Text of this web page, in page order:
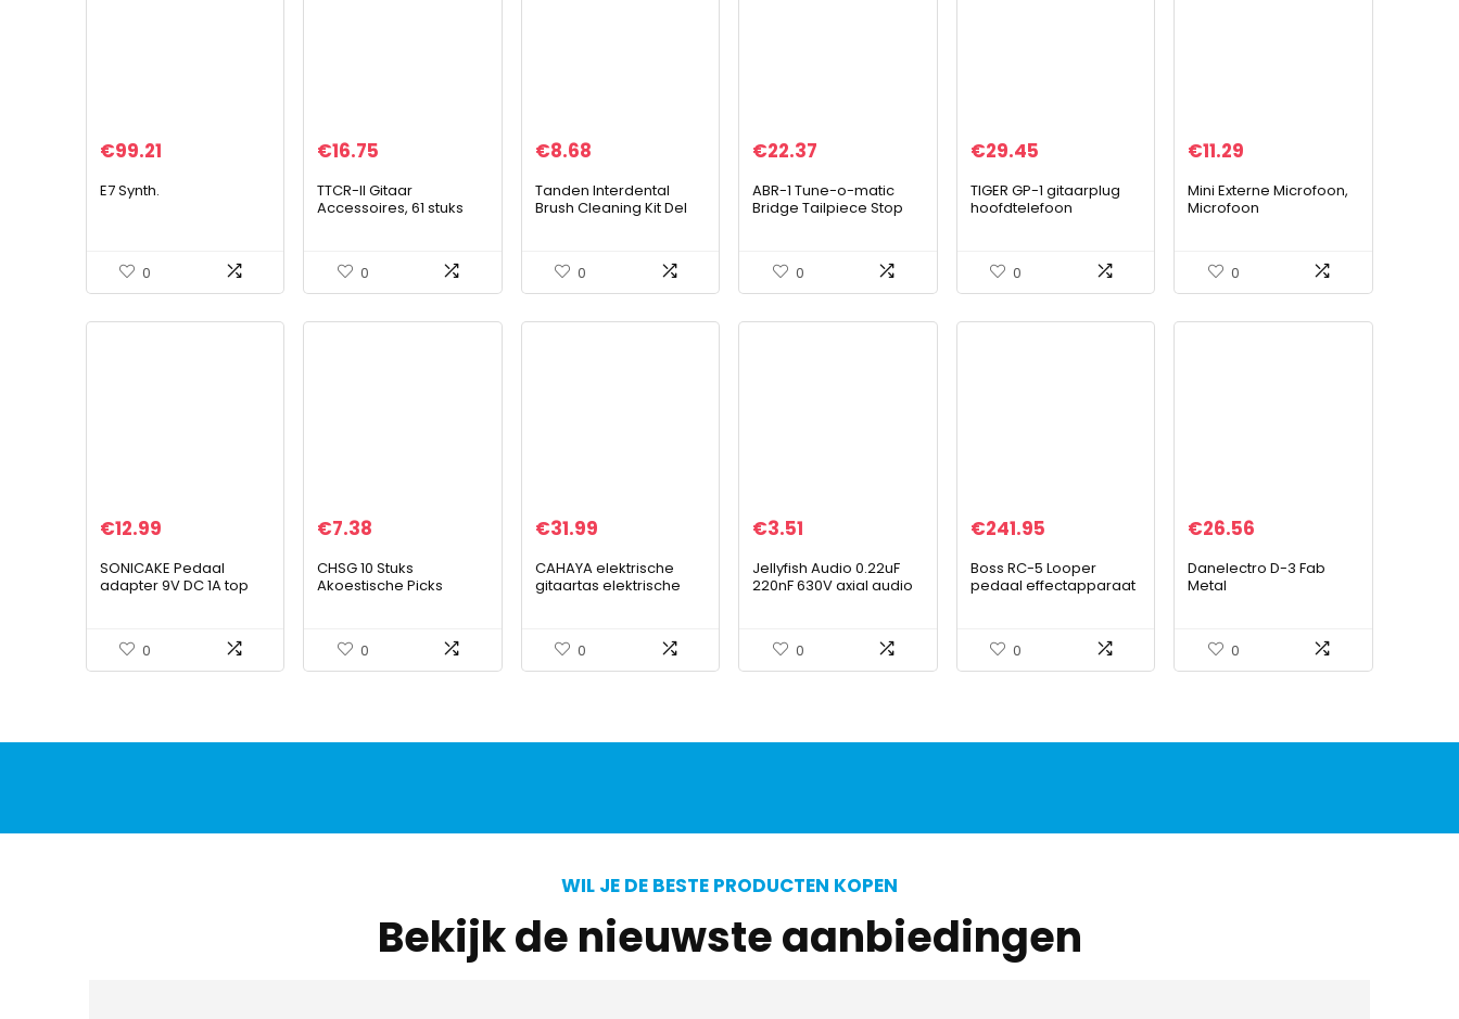
€99.21
E7 Synth.
0
€16.75
TTCR-II Gitaar
Accessoires, 61 stuks
Gitaarsnaren, 15
Plectrums,
Plectrumhouder, 3…
0
€8.68
Tanden Interdental
Brush Cleaning Kit Del
Remover Voor Tanden
Dental…
0
€22.37
ABR-1 Tune-o-matic
Bridge Tailpiece Stop
onderdelen (Chroom)
0
€29.45
TIGER GP-1 gitaarplug
hoofdtelefoon
0
€11.29
Mini Externe Microfoon,
Microfoon
Omnidirectionele
Condensator Microfoon
Telefoon…
0
€12.99
SONICAKE Pedaal
adapter 9V DC 1A top
0
€7.38
CHSG 10 Stuks
Akoestische Picks
Dubbelzijdig Afdrukken,
Elektrische Plectrums…
0
€31.99
CAHAYA elektrische
gitaartas elektrische
0
€3.51
Jellyfish Audio 0.22uF
220nF 630V axial audio
0
€241.95
Boss RC-5 Looper
pedaal effectapparaat
0
€26.56
Danelectro D-3 Fab
Metal
0
WIL JE DE BESTE PRODUCTEN KOPEN
Bekijk de nieuwste aanbiedingen